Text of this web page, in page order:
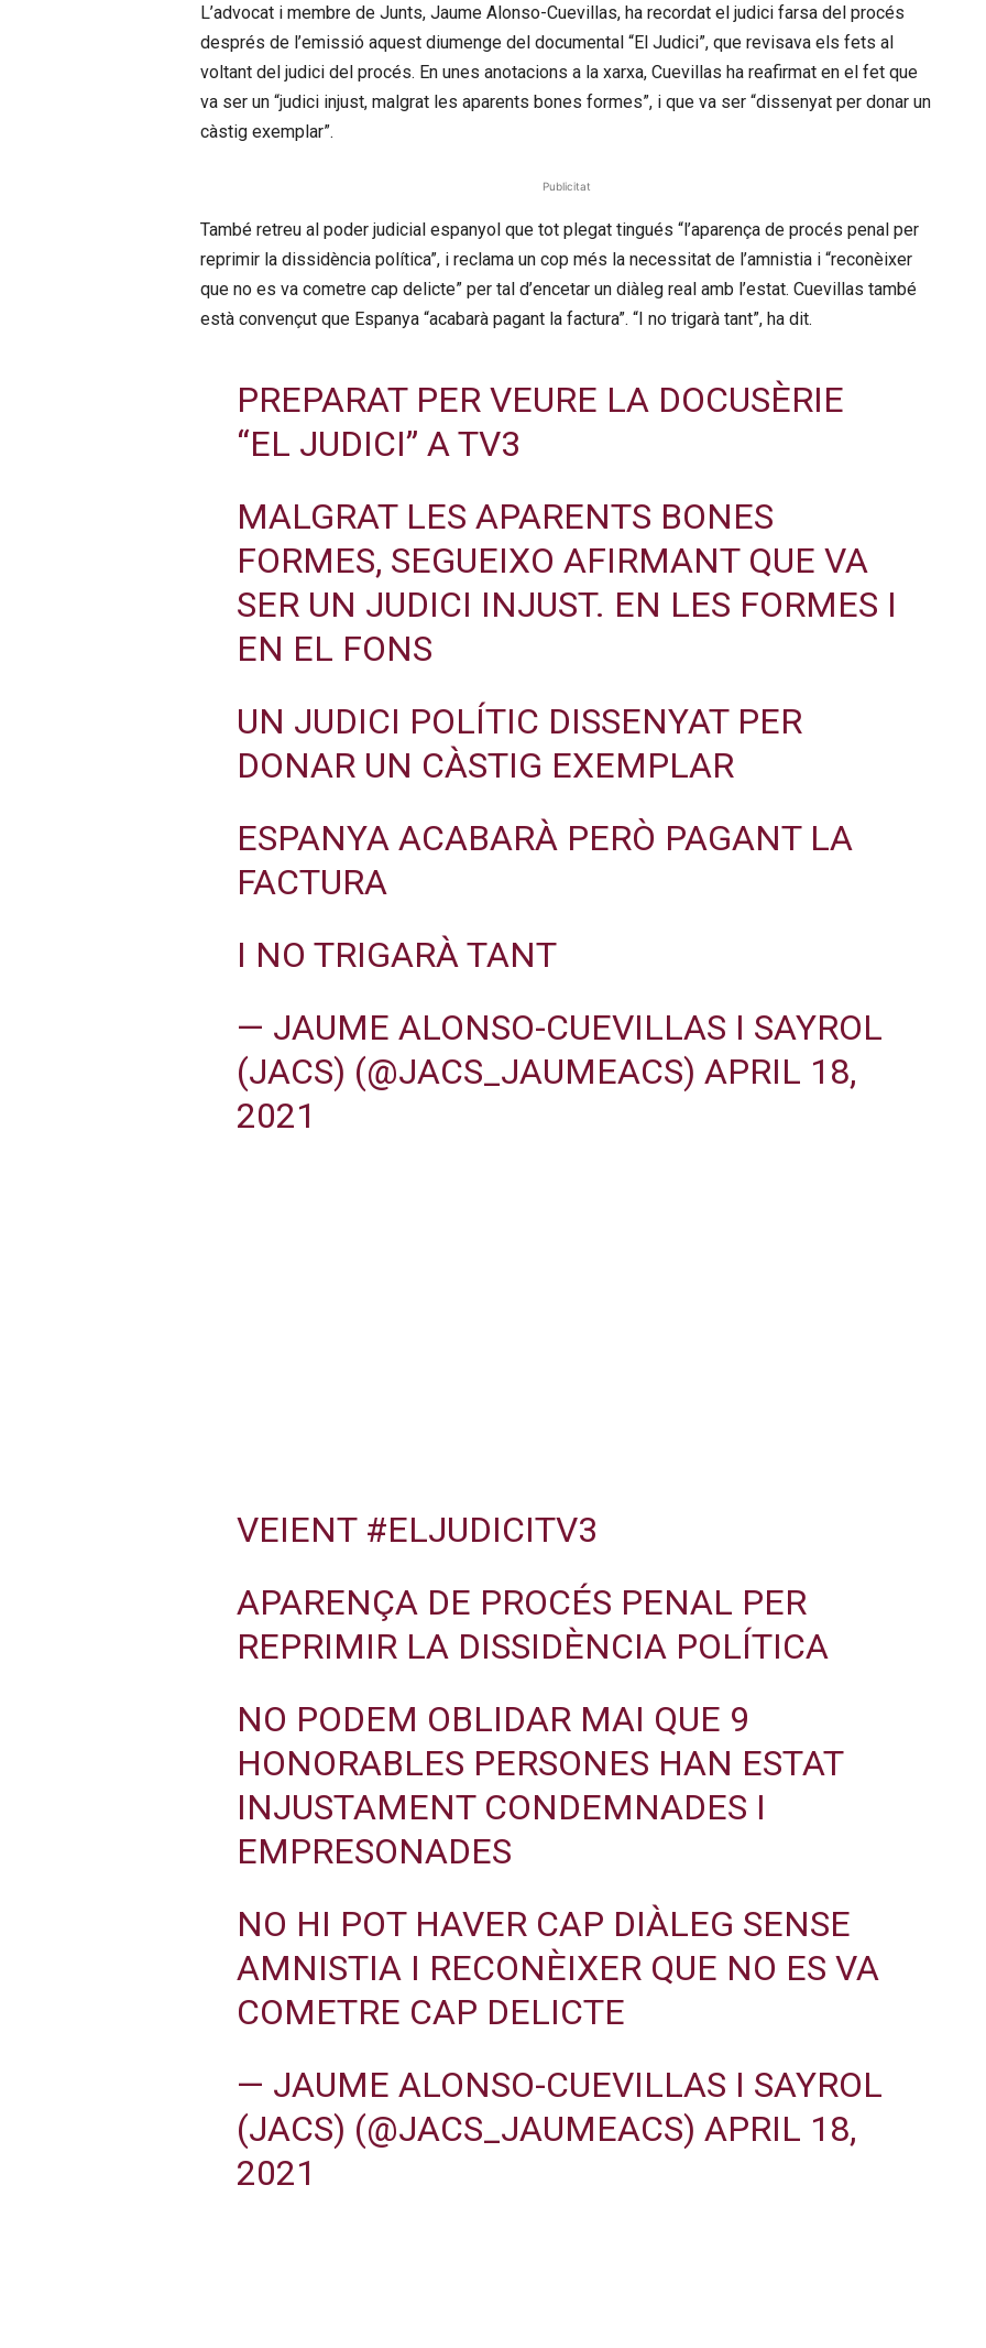
L’advocat i membre de Junts, Jaume Alonso-Cuevillas, ha recordat el judici farsa del procés
després de l’emissió aquest diumenge del documental “El Judici”, que revisava els fets al
voltant del judici del procés. En unes anotacions a la xarxa, Cuevillas ha reafirmat en el fet que
va ser un “judici injust, malgrat les aparents bones formes”, i que va ser “dissenyat per donar un
càstig exemplar”.
Publicitat
També retreu al poder judicial espanyol que tot plegat tingués “l’aparença de procés penal per
reprimir la dissidència política”, i reclama un cop més la necessitat de l’amnistia i “reconèixer
que no es va cometre cap delicte” per tal d’encetar un diàleg real amb l’estat. Cuevillas també
està convençut que Espanya “acabarà pagant la factura”. “I no trigarà tant”, ha dit.
PREPARAT PER VEURE LA DOCUSÈRIE
“EL JUDICI” A TV3
MALGRAT LES APARENTS BONES
FORMES, SEGUEIXO AFIRMANT QUE VA
SER UN JUDICI INJUST. EN LES FORMES I
EN EL FONS
UN JUDICI POLÍTIC DISSENYAT PER
DONAR UN CÀSTIG EXEMPLAR
ESPANYA ACABARÀ PERÒ PAGANT LA
FACTURA
I NO TRIGARÀ TANT
— JAUME ALONSO-CUEVILLAS I SAYROL
(JACS) (@JACS_JAUMEACS)APRIL 18,
2021
VEIENT #ELJUDICITV3
APARENÇA DE PROCÉS PENAL PER
REPRIMIR LA DISSIDÈNCIA POLÍTICA
NO PODEM OBLIDAR MAI QUE 9
HONORABLES PERSONES HAN ESTAT
INJUSTAMENT CONDEMNADES I
EMPRESONADES
NO HI POT HAVER CAP DIÀLEG SENSE
AMNISTIA I RECONÈIXER QUE NO ES VA
COMETRE CAP DELICTE
— JAUME ALONSO-CUEVILLAS I SAYROL
(JACS) (@JACS_JAUMEACS)APRIL 18,
2021